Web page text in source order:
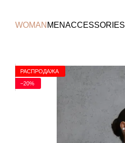
WOMAN MENACCESSORIES
РАСПРОДАЖА
−20%